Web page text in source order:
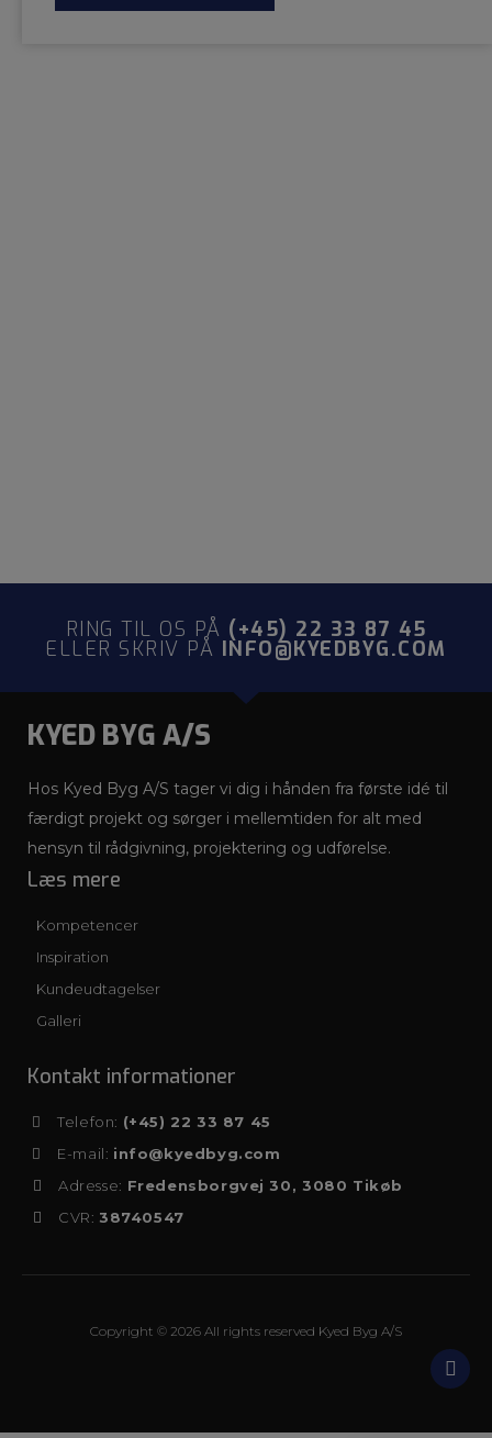
RING TIL OS PÅ (+45) 22 33 87 45
ELLER SKRIV PÅ INFO@KYEDBYG.COM
KYED BYG A/S
Hos Kyed Byg A/S tager vi dig i hånden fra første idé til
færdigt projekt og sørger i mellemtiden for alt med
hensyn til rådgivning, projektering og udførelse.
Læs mere
Kompetencer
Inspiration
Kundeudtagelser
Galleri
Kontakt informationer
Telefon: (+45) 22 33 87 45
E-mail: info@kyedbyg.com
Adresse: Fredensborgvej 30, 3080 Tikøb
CVR: 38740547
Copyright © 2026 All rights reserved Kyed Byg A/S